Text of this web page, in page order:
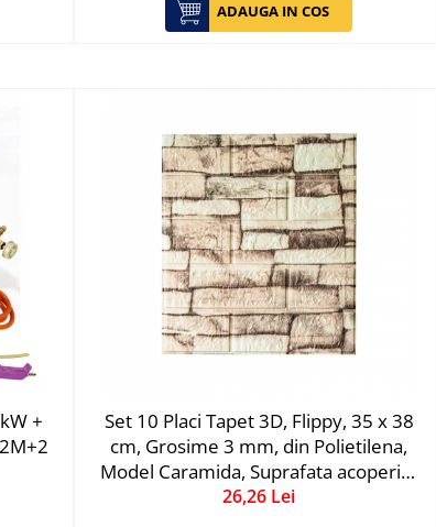
ADAUGA IN COS
+
Set 10 Placi Tapet 3D, Flippy, 35 x 38
cm, Grosime 3 mm, din Polietilena,
Model Caramida, Suprafata acoperita
1.33 mp, Piatra Galbena
26,26 Lei